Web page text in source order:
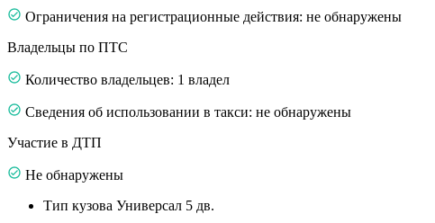
Ограничения на регистрационные действия: не обнаружены
Владельцы по ПТС
Количество владельцев: 1 владел
Сведения об использовании в такси: не обнаружены
Участие в ДТП
Не обнаружены
Тип кузова Универсал 5 дв.